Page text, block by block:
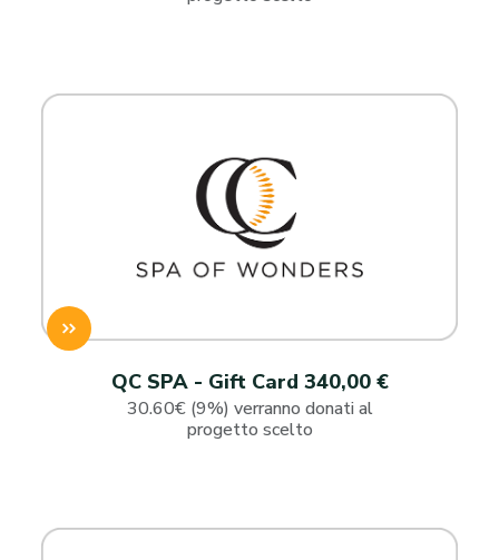
QC SPA - Gift Card 340,00 €
30.60€ (9%) verranno donati al
progetto scelto